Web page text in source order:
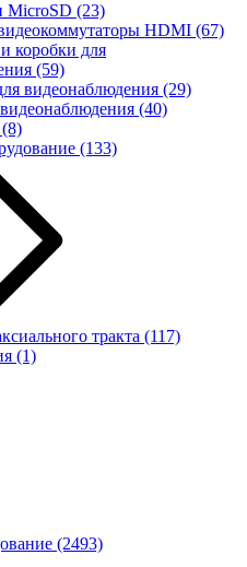
MicroSD (23)
HDMI (67)
коробки для
(59)
видеонаблюдения (29)
(40)
(8)
(133)
тракта (117)
(1)
(2493)